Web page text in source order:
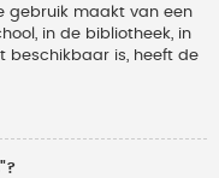
gebruik maakt van een
in de bibliotheek, in
beschikbaar is, heeft de